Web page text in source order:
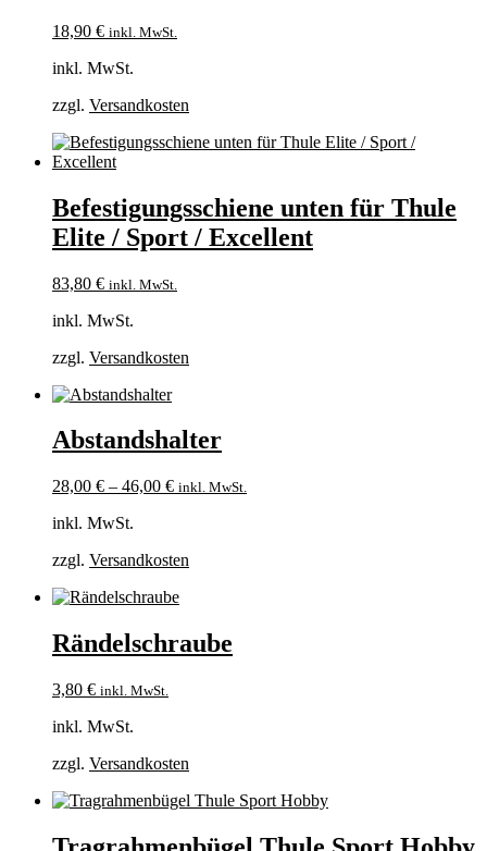
18,90 € inkl. MwSt.
inkl. MwSt.
zzgl. Versandkosten
Befestigungsschiene unten für Thule
Elite / Sport / Excellent
83,80 € inkl. MwSt.
inkl. MwSt.
zzgl. Versandkosten
Abstandshalter
28,00 € – 46,00 € inkl. MwSt.
inkl. MwSt.
zzgl. Versandkosten
Rändelschraube
3,80 € inkl. MwSt.
inkl. MwSt.
zzgl. Versandkosten